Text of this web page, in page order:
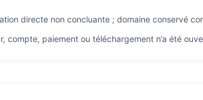
directe non concluante ; domaine conservé
compte, paiement ou téléchargement n’a été